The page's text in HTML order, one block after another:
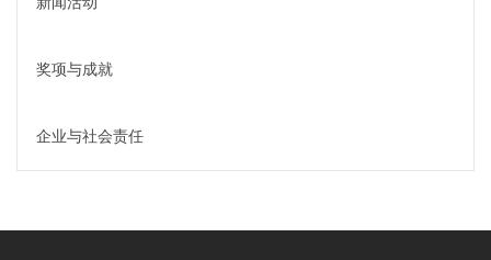
奖项与成就
企业与社会责任